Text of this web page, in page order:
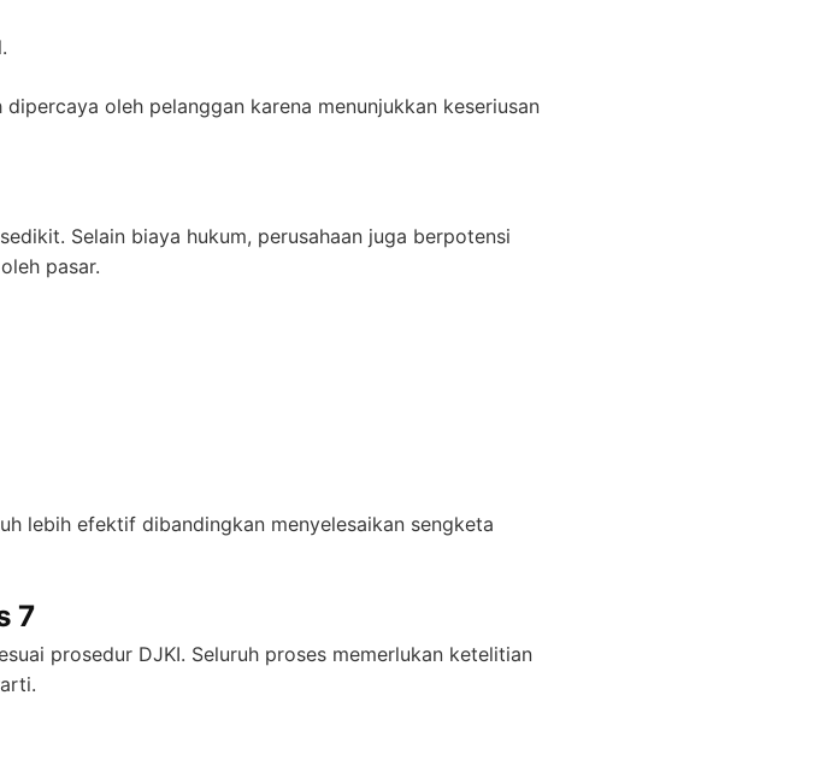
oleh pelanggan karena menunjukkan keseriusan
Selain biaya hukum, perusahaan juga berpotensi
pasar.
lebih efektif dibandingkan menyelesaikan sengketa
7
prosedur DJKI. Seluruh proses memerlukan ketelitian